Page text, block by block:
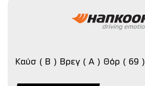
Καύσ ( B ) Βρεγ ( A ) Θόρ ( 69 )